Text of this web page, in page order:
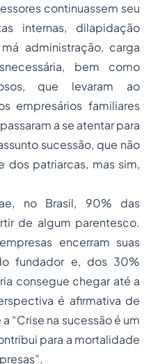
continuassem seu
internas, dilapidação
administração, carga
bem como
que levaram ao
empresários familiares
a se atentar para
sucessão, que não
dos patriarcas, mas sim,
no Brasil, 90% das
de algum parentesco.
encerram suas
fundador e, dos 30%
consegue chegar até a
é afirmativa de
“Crise na sucessão é um
para a mortalidade